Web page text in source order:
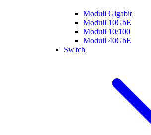
Moduli Gigabit
Moduli 10GbE
Moduli 10/100
Moduli 40GbE
Switch